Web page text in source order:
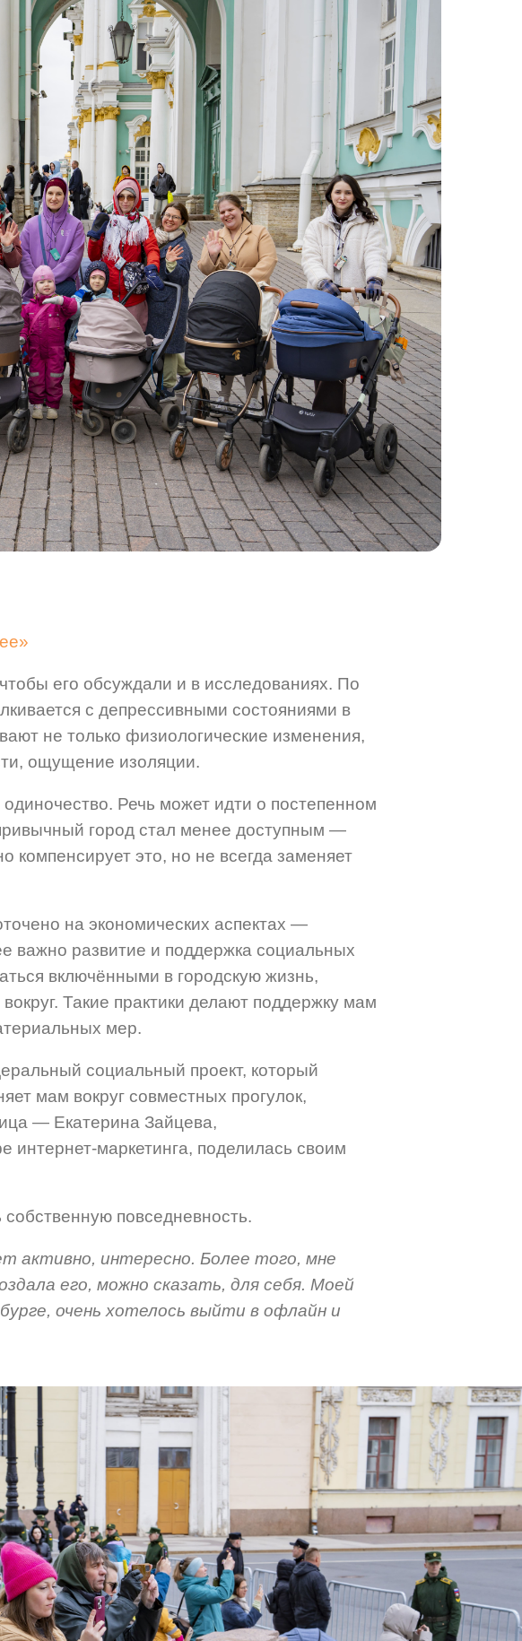
его обсуждали и в исследованиях. По
с депрессивными состояниями в
не только физиологические изменения,
ощущение изоляции.
одиночество. Речь может идти о постепенном
город стал менее доступным —
это, но не всегда заменяет
на экономических аспектах —
важно развитие и поддержка социальных
включёнными в городскую жизнь,
Такие практики делают поддержку мам
мер.
социальный проект, который
мам вокруг совместных прогулок,
— Екатерина Зайцева,
интернет-маркетинга, поделилась своим
повседневность.
активно, интересно. Более того, мне
его, можно сказать, для себя. Моей
очень хотелось выйти в офлайн и